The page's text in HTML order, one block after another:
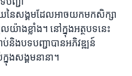
យនៃសង្គមដែលអាចយកមកសិក្សា
យ៉ាងខ្លាំង។ នៅក្នុងអត្ថបទនេះ
ប់និងបទបញ្ជាបានអភិវឌ្ឍន៍
នុងសង្គមនានា។